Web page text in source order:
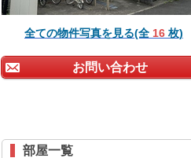
全ての物件写真を見る(全 16 枚)
お問い合わせ
部屋一覧